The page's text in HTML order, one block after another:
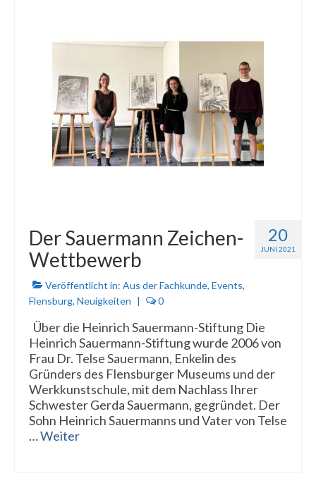
20
JUNI 2021
Der Sauermann Zeichen-
Wettbewerb
Veröffentlicht in: Aus der Fachkunde, Events,
Flensburg, Neuigkeiten | 0
Über die Heinrich Sauermann-Stiftung Die
Heinrich Sauermann-Stiftung wurde 2006 von
Frau Dr. Telse Sauermann, Enkelin des
Gründers des Flensburger Museums und der
Werkkunstschule, mit dem Nachlass Ihrer
Schwester Gerda Sauermann, gegründet. Der
Sohn Heinrich Sauermanns und Vater von Telse
…Weiter